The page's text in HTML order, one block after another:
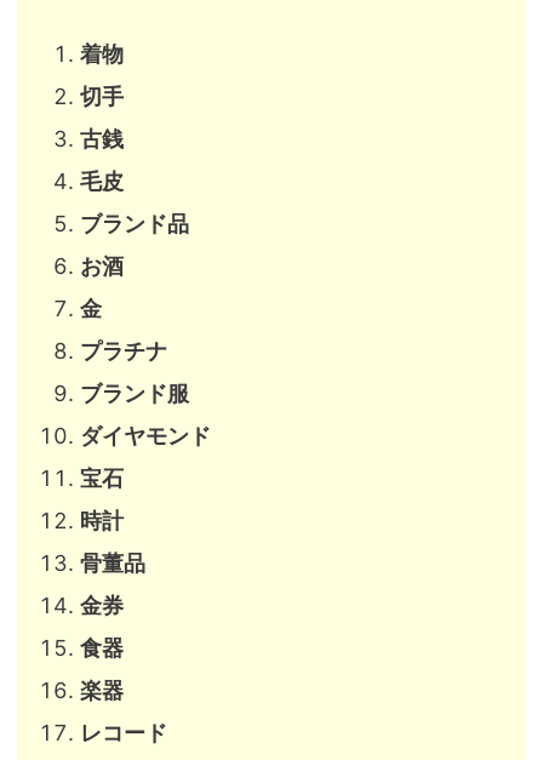
着物
切手
古銭
毛皮
ブランド品
お酒
金
プラチナ
ブランド服
ダイヤモンド
宝石
時計
骨董品
金券
食器
楽器
レコード